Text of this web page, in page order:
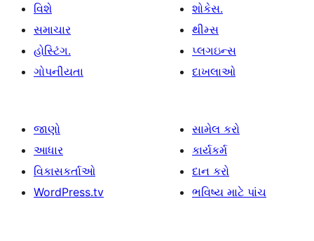
વિશે
સમાચાર
હોસ્ટિંગ.
ગોપનીયતા
શોકેસ.
થીમ્સ
પ્લગઇન્સ
દાખલાઓ
જાણો
આધાર
વિકાસકર્તાઓ
WordPress.tv
સામેલ કરો
કાર્યકર્મ
દાન કરો
ભવિષ્ય માટે પાંચ